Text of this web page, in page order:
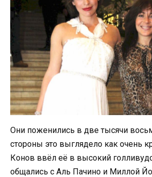
Они поженились в две тысячи
стороны это выглядело как очень
Конов ввёл её в высокий
общались с Аль Пачино и Миллой